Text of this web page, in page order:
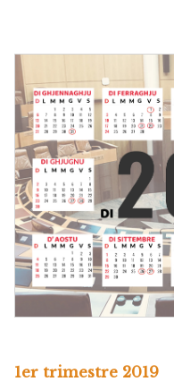
1er trimestre 2019